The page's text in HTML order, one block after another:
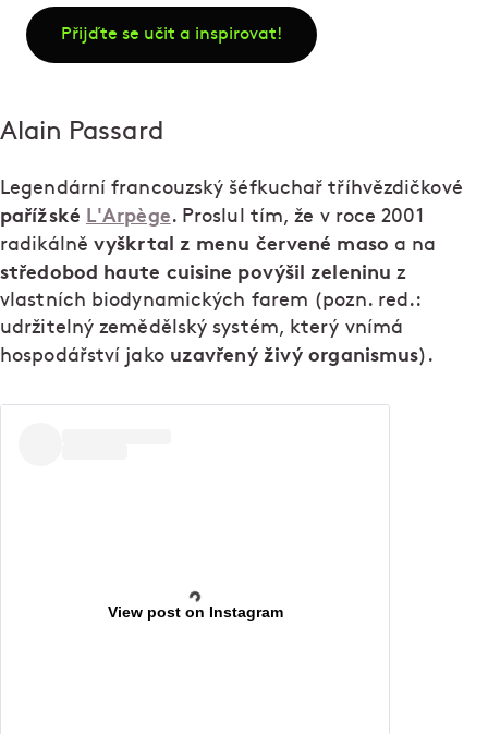
Přijďte se učit a inspirovat!
Alain Passard
Legendární francouzský šéfkuchař tříhvězdičkové
pařížské L'Arpège. Proslul tím, že v roce 2001
radikálněvyškrtal z menu červené maso a na
středobod haute cuisine povýšil zeleninu z
vlastních biodynamických farem (pozn. red.:
udržitelný zemědělský systém, který vnímá
hospodářství jako uzavřený živý organismus).
View post on Instagram